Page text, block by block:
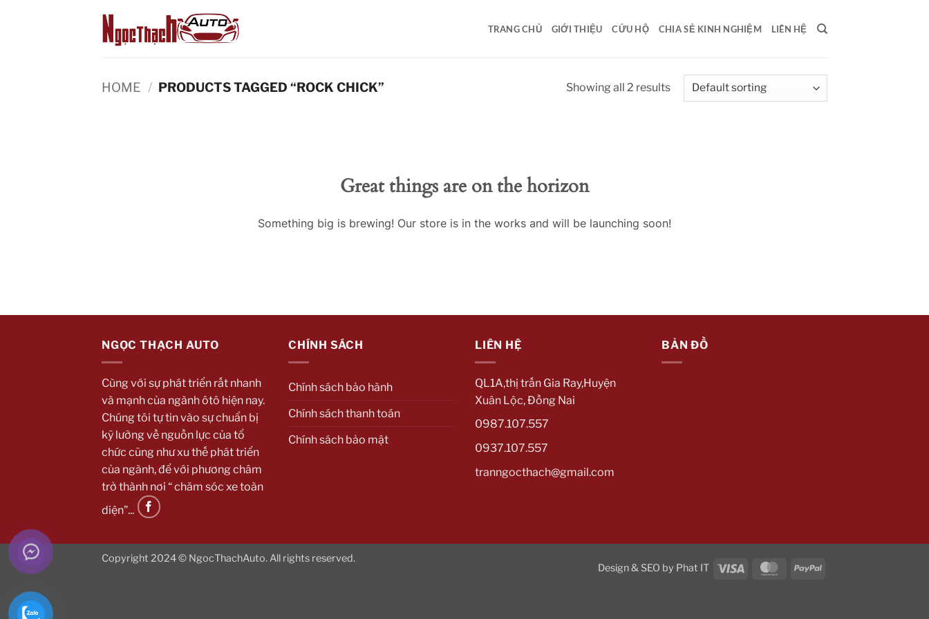
TRANG CHỦ GIỚI THIỆU CỨU HỘ CHIA SẺ KINH NGHIỆM LIÊN HỆ
HOME / PRODUCTS TAGGED “ROCK CHICK” Showing all 2 results
Great things are on the horizon
Something big is brewing! Our store is in the works and will be launching soon!
NGỌC THẠCH AUTO
Cùng với sự phát triển rất nhanh
và mạnh của ngành ôtô hiện nay.
Chúng tôi tự tin vào sự chuẩn bị
kỹ lưỡng về nguồn lực của tổ
chức cũng như xu thế phát triển
của ngành, để với phương châm
trở thành nơi “ chăm sóc xe toàn
diện”...
CHÍNH SÁCH
Chính sách bảo hành
Chính sách thanh toán
Chính sách bảo mật
LIÊN HỆ
QL1A,thị trấn Gia Ray,Huyện
Xuân Lộc, Đồng Nai
0987.107.557
0937.107.557
tranngocthach@gmail.com
BẢN ĐỒ
Design & SEO by Phat IT Visa MasterCardPayPal
Copyright 2024 © NgocThachAuto. All rights reserved.